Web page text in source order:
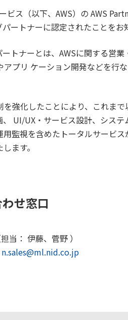
ビス（以下、AWS）の AWS
ートナーに認定されたことをお
トナーとは、AWSに関する営業
プリ ケーション開発などを行
強化したことにより、これま
UI/UX・サービス設計、シス
監視を含めたトータルサービ
ます。
せ窓口
： 伊藤、菅野 ）
n.sales@ml.nid.co.jp